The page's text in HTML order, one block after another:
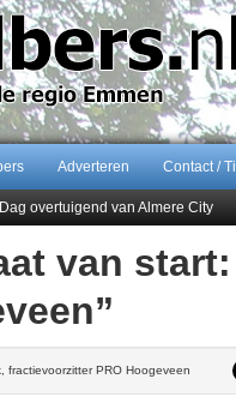
Adverteren Contact /
overtuigend van Almere City
Amer
keert op 19 september 2026 terug
Mieke Sijbom-Maatje
van
PRO Hoogeveen